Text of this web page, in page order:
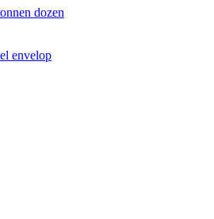
dozen
envelop